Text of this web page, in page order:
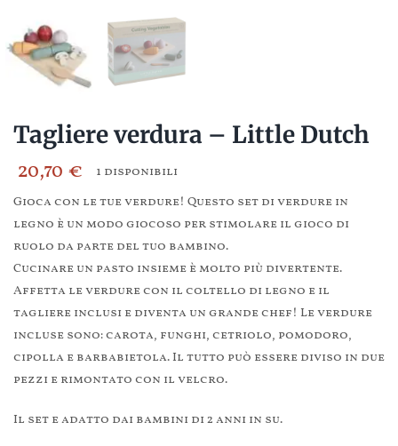
Tagliere verdura – Little Dutch
20,70 €
1 disponibili
Gioca con le tue verdure! Questo set di verdure in
legno è un modo giocoso per stimolare il gioco di
ruolo da parte del tuo bambino.
Cucinare un pasto insieme è molto più divertente.
Affetta le verdure con il coltello di legno e il
tagliere inclusi e diventa un grande chef! Le verdure
incluse sono: carota, funghi, cetriolo, pomodoro,
cipolla e barbabietola. Il tutto può essere diviso in due
pezzi e rimontato con il velcro.
Il set e adatto dai bambini di 2 anni in su.